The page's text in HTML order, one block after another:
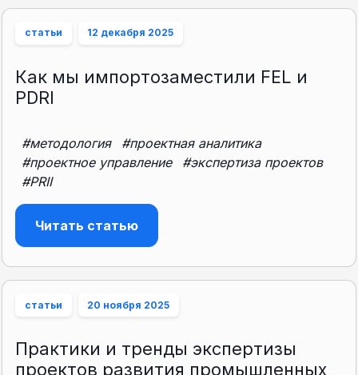
статьи 12 декабря 2025
Как мы импортозаместили FEL и
PDRI
#методология
#проектная аналитика
#проектное управление
#экспертиза проектов
#PRII
Читать статью
статьи 20 ноября 2025
Практики и тренды экспертизы
проектов развития промышленных